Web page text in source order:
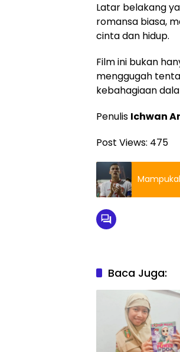
Latar belakang
romansa biasa,
cinta dan hidup.
Film ini bukan
menggugah
kebahagiaan
Penulis Ichwan
Post Views: 475
Baca Juga: